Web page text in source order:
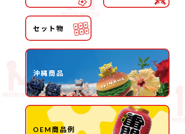
セット物
沖縄商品
OEM商品例